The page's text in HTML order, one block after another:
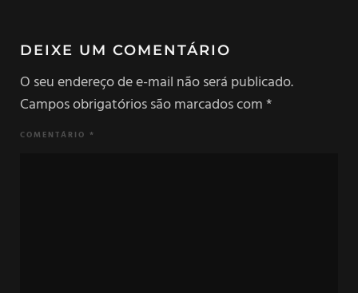
DEIXE UM COMENTÁRIO
O seu endereço de e-mail não será publicado.
Campos obrigatórios são marcados com*
COMENTÁRIO *